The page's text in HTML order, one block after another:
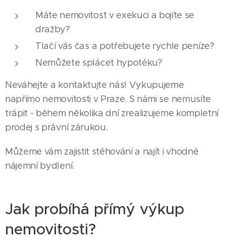
Máte nemovitost v exekuci a bojíte se
dražby?
Tlačí vás čas a potřebujete rychle peníze?
Nemůžete splácet hypotéku?
Neváhejte a kontaktujte nás! Vykupujeme
napřímo nemovitosti v Praze. S námi se nemusíte
trápit - během několika dní zrealizujeme kompletní
prodej s právní zárukou.
Můžeme vám zajistit stěhování a najít i vhodné
nájemní bydlení.
Jak probíhá přímý výkup
nemovitosti?